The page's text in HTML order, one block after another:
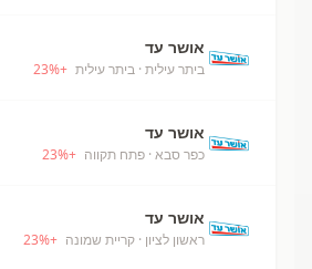
אושר עד
ביתר עילית · ביתר עילית +
23%
אושר עד
כפר סבא · פתח תקווה +
23%
אושר עד
ראשון לציון · קריית שמונה +
23%